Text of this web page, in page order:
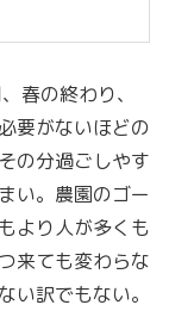
春の終わり、
要がないほどの
の分過ごしやす
い。農園のゴー
より人が多くも
来ても変わらな
い訳でもない。